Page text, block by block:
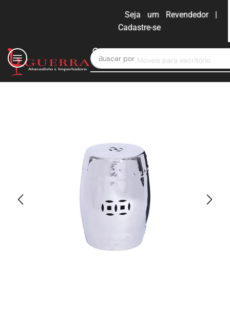
Seja um Revendedor |
Cadastre-se
Buscar por Moveis para escritório